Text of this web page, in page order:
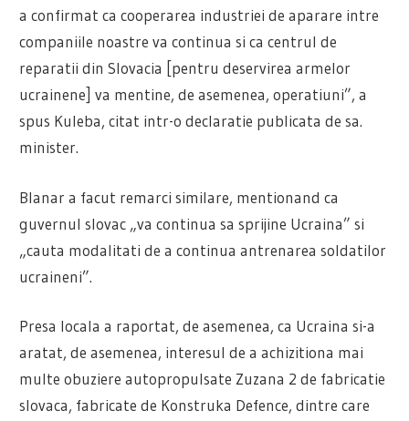
a confirmat ca cooperarea industriei de aparare intre
companiile noastre va continua si ca centrul de
reparatii din Slovacia [pentru deservirea armelor
ucrainene] va mentine, de asemenea, operatiuni”, a
spus Kuleba, citat intr-o declaratie publicata de sa.
minister.
Blanar a facut remarci similare, mentionand ca
guvernul slovac „va continua sa sprijine Ucraina” si
„cauta modalitati de a continua antrenarea soldatilor
ucraineni”.
Presa locala a raportat, de asemenea, ca Ucraina si-a
aratat, de asemenea, interesul de a achizitiona mai
multe obuziere autopropulsate Zuzana 2 de fabricatie
slovaca, fabricate de Konstruka Defence, dintre care